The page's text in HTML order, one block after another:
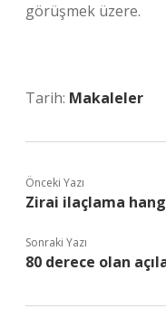
görüşmek üzere.
Tarih: Makaleler
Önceki Yazı
Zirai ilaçlama
Sonraki Yazı
80 derece olan